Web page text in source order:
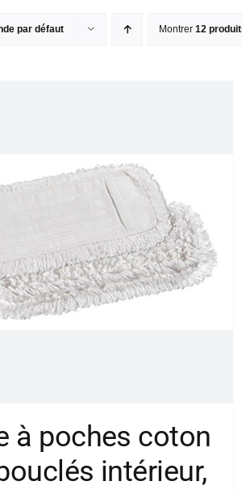
par défaut Montrer 12
à poches coton
intérieur,